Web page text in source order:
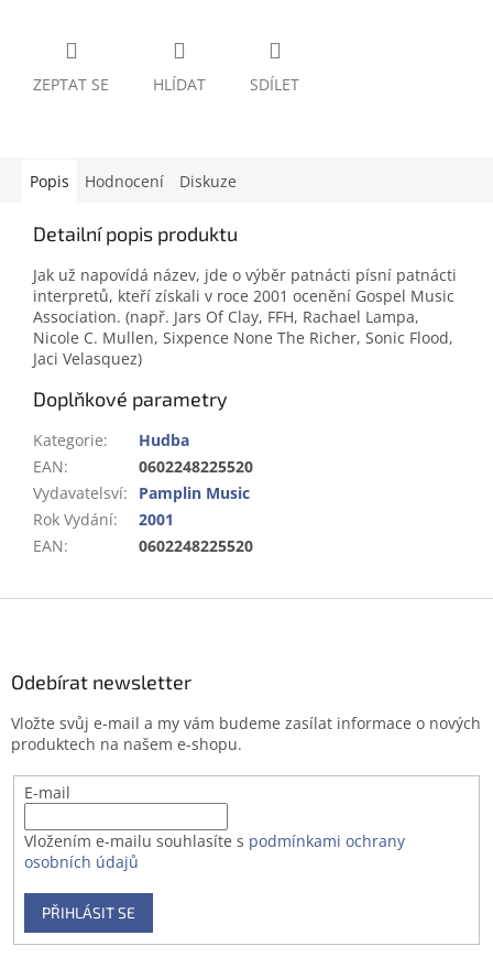
ZEPTAT SE HLÍDAT SDÍLET
Popis Hodnocení Diskuze
Detailní popis produktu
Jak už napovídá název, jde o výběr patnácti písní patnácti
interpretů, kteří získali v roce 2001 ocenění Gospel Music
Association. (např. Jars Of Clay, FFH, Rachael Lampa,
Nicole C. Mullen, Sixpence None The Richer, Sonic Flood,
Jaci Velasquez)
Doplňkové parametry
Kategorie:
Hudba
EAN:
0602248225520
Vydavatelsví:
Pamplin Music
Rok Vydání:
2001
EAN: 0602248225520
Odebírat newsletter
Vložte svůj e-mail a my vám budeme zasílat informace o nových
produktech na našem e-shopu.
E-mail
Vložením e-mailu souhlasíte s podmínkami ochrany
osobních údajů
PŘIHLÁSIT SE